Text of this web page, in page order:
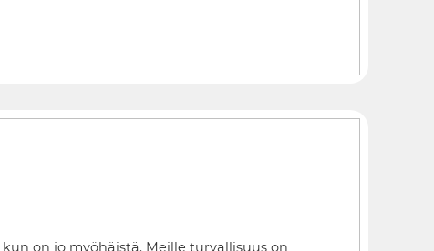
on jo myöhäistä. Meille turvallisuus on